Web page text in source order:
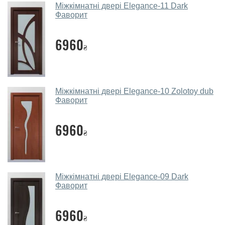
дверей.
міжкімнатні двері фаворит?
Так. Ми консультуємо покупців
месенджери, онлайн-чат або безпосередньо в нашому
салоні-магазині.
Які основні особливості та переваги
Каркас полотна міжкімнатних дверей виготовляється з
накладками товщиною 20 мм. Завдяки такій товщині
МДФ, вся конструкція виходить дуже міцною та
надійною.
порадите?
Міжкімнатні двері Elegance-11 Dark
Фаворит
6960₴
Міжкімнатні двері Elegance-10 Zolotoy dub
Фаворит
6960₴
Міжкімнатні двері Elegance-09 Dark
Фаворит
6960₴